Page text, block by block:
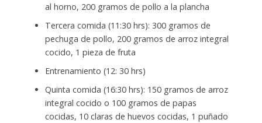
al horno, 200 gramos de pollo a la plancha
Tercera comida (11:30 hrs): 300 gramos de
pechuga de pollo, 200 gramos de arroz integral
cocido, 1 pieza de fruta
Entrenamiento (12: 30 hrs)
Quinta comida (16:30 hrs): 150 gramos de arroz
integral cocido o 100 gramos de papas
cocidas, 10 claras de huevos cocidas, 1 puñado